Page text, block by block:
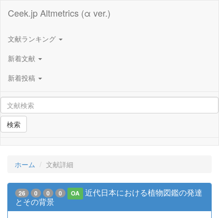
Ceek.jp Altmetrics (α ver.)
文献ランキング
新着文献
新着投稿
検索
ホーム 文献詳細
26 0 0 0 OA
近代日本における植物図鑑の発達
とその背景